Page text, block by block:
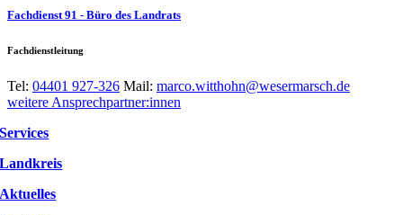
Fachdienst 91 - Büro des Landrats
Fachdienstleitung
Tel: 04401 927-326 Mail: marco.witthohn@wesermarsch.de
weitere Ansprechpartner:innen
Services
Landkreis
Aktuelles